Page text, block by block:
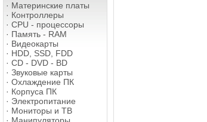
· Материнские платы
· Контроллеры
· CPU - процессоры
· Память - RAM
· Видеокарты
· HDD, SSD, FDD
· CD - DVD - BD
· Звуковые карты
· Охлаждение ПК
· Корпуса ПК
· Электропитание
· Мониторы и ТВ